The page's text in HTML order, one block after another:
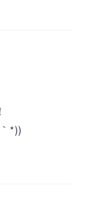
*))